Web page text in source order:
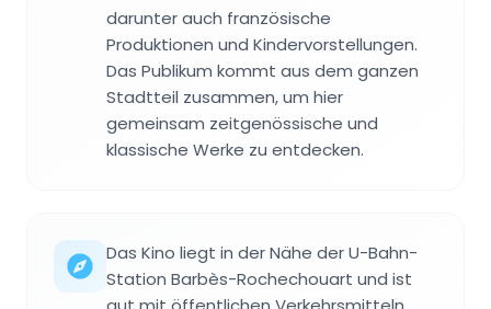
darunter auch französische
Produktionen und Kindervorstellungen.
Das Publikum kommt aus dem ganzen
Stadtteil zusammen, um hier
gemeinsam zeitgenössische und
klassische Werke zu entdecken.
Das Kino liegt in der Nähe der U-Bahn-
Station Barbès-Rochechouart und ist